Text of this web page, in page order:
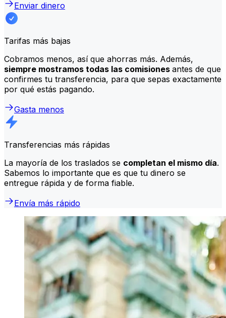
Enviar dinero
Tarifas más bajas
Cobramos menos, así que ahorras más. Además,
siempre mostramos todas las comisiones antes de que
confirmes tu transferencia, para que sepas exactamente
por qué estás pagando.
Gasta menos
Transferencias más rápidas
La mayoría de los traslados se completan el mismo día.
Sabemos lo importante que es que tu dinero se
entregue rápida y de forma fiable.
Envía más rápido